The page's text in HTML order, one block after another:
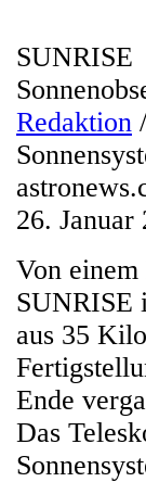
SUNRISE
Redaktion
26. Januar
Von
SUNRISE
aus 35
Ende
Das